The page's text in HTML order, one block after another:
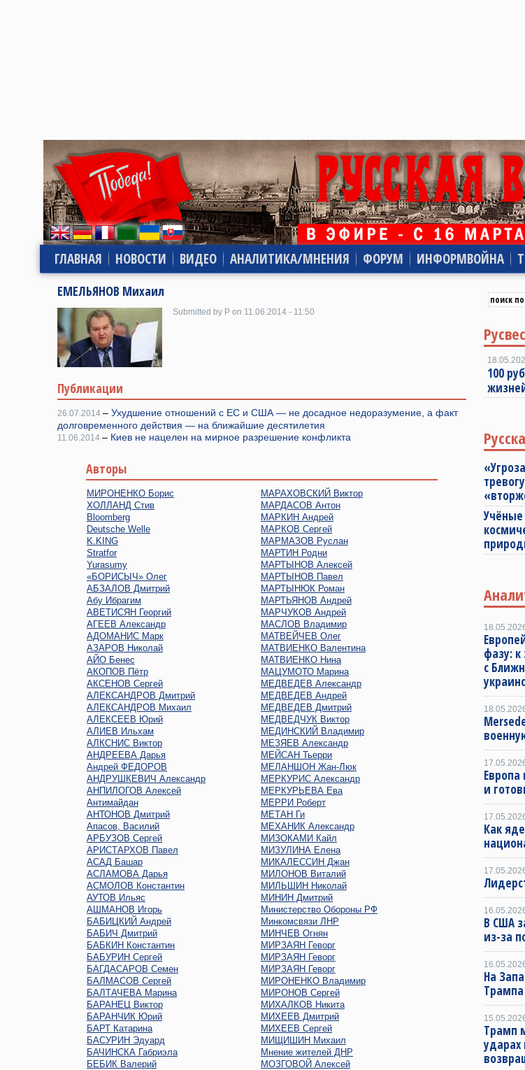
ГЛАВНАЯ НОВОСТИ ВИДЕО АНАЛИТИКА/МНЕНИЯ ФОРУМ ИНФОРМВОЙНА
ЕМЕЛЬЯНОВ Михаил
Submitted by P on 11.06.2014 - 11:50
Публикации
26.07.2014 – Ухудшение отношений с ЕС и США — не досадное недоразумение, а факт
долговременного действия — на ближайшие десятилетия
11.06.2014 – Киев не нацелен на мирное разрешение конфликта
Авторы
МИРОНЕНКО Борис
МАРАХОВСКИЙ Виктор
ХОЛЛАНД Стив
МАРДАСОВ Антон
Bloomberg
МАРКИН Андрей
Deutsche Welle
МАРКОВ Сергей
K.KING
МАРМАЗОВ Руслан
Stratfor
МАРТИН Родни
Yurasumy
МАРТЫНОВ Алексей
«БОРИСЫЧ» Олег
МАРТЫНОВ Павел
АБЗАЛОВ Дмитрий
МАРТЫНЮК Роман
Абу Ибрагим
МАРТЬЯНОВ Андрей
АВЕТИСЯН Георгий
МАРЧУКОВ Андрей
АГЕЕВ Александр
МАСЛОВ Владимир
АДОМАНИС Марк
МАТВЕЙЧЕВ Олег
АЗАРОВ Николай
МАТВИЕНКО Валентина
АЙО Бенес
МАТВИЕНКО Нина
АКОПОВ Пётр
МАЦУМОТО Марина
АКСЕНОВ Сергей
МЕДВЕДЕВ Александр
АЛЕКСАНДРОВ Дмитрий
МЕДВЕДЕВ Андрей
АЛЕКСАНДРОВ Михаил
МЕДВЕДЕВ Дмитрий
АЛЕКСЕЕВ Юрий
МЕДВЕДЧУК Виктор
АЛИЕВ Ильхам
МЕДИНСКИЙ Владимир
АЛКСНИС Виктор
МЕЗЯЕВ Александр
АНДРЕЕВА Дарья
МЕЙСАН Тьерри
Андрей ФЕДОРОВ
МЕЛАНШОН Жан-Люк
АНДРУШКЕВИЧ Александр
МЕРКУРИС Александр
АНПИЛОГОВ Алексей
МЕРКУРЬЕВА Ева
Антимайдан
МЕРРИ Роберт
АНТОНОВ Дмитрий
МЕТАН Ги
Апасов, Василий
МЕХАНИК Александр
АРБУЗОВ Сергей
МИЗОКАМИ Кайл
АРИСТАРХОВ Павел
МИЗУЛИНА Елена
АСАД Башар
МИКАЛЕССИН Джан
АСЛАМОВА Дарья
МИЛОНОВ Виталий
АСМОЛОВ Константин
МИЛЬШИН Николай
АУТОВ Ильяс
МИНИН Дмитрий
АШМАНОВ Игорь
Министерство Обороны РФ
БАБИЦКИЙ Андрей
Минкомсвязи ЛНР
БАБИЧ Дмитрий
МИНЧЕВ Oгнян
БАБКИН Константин
МИРЗАЯН Геворг
БАБУРИН Сергей
МИРЗАЯН Геворг
БАГДАСАРОВ Семен
МИРЗАЯН Геворг
БАЛМАСОВ Сергей
МИРОНЕНКО Владимир
БАЛТАЧЕВА Марина
МИРОНОВ Сергей
БАРАНЕЦ Виктор
МИХАЛКОВ Никита
БАРАНЧИК Юрий
МИХЕЕВ Дмитрий
БАРТ Катарина
МИХЕЕВ Сергей
БАСУРИН Эдуард
МИЩИШИН Михаил
БАЧИНСКА Габриэла
Мнение жителей ДНР
БЕБИК Валерий
МОЗГОВОЙ Алексей
100
фазу: к
с
и
Как
В США
из-за
На
Трамп
ударах